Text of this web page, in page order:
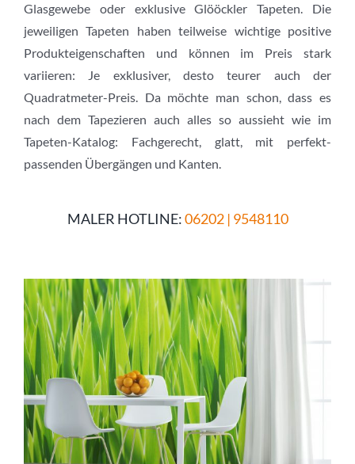
Glasgewebe oder exklusive Glööckler Tapeten. Die
jeweiligen Tapeten haben teilweise wichtige positive
Produkteigenschaften und können im Preis stark
variieren: Je exklusiver, desto teurer auch der
Quadratmeter-Preis. Da möchte man schon, dass es
nach dem Tapezieren auch alles so aussieht wie im
Tapeten-Katalog: Fachgerecht, glatt, mit perfekt-
passenden Übergängen und Kanten.
MALER HOTLINE:06202 | 9548110